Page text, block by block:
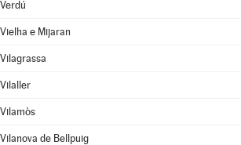
Verdú
Vielha e Mijaran
Vilagrassa
Vilaller
Vilamòs
Vilanova de Bellpuig